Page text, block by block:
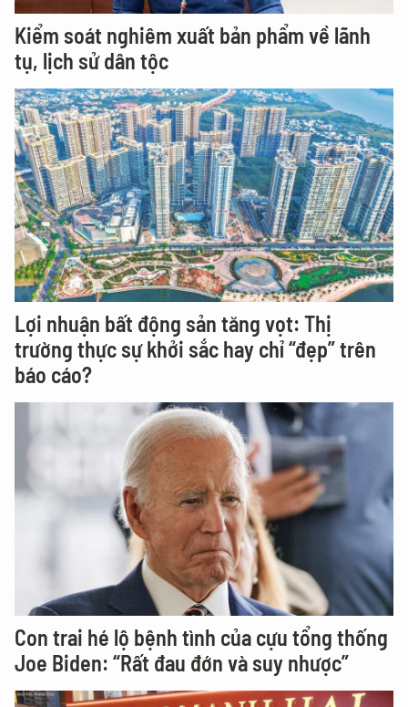
Kiểm soát nghiêm xuất bản phẩm về lãnh
tụ, lịch sử dân tộc
Lợi nhuận bất động sản tăng vọt: Thị
trường thực sự khởi sắc hay chỉ “đẹp” trên
báo cáo?
Con trai hé lộ bệnh tình của cựu tổng thống
Joe Biden: “Rất đau đớn và suy nhược”